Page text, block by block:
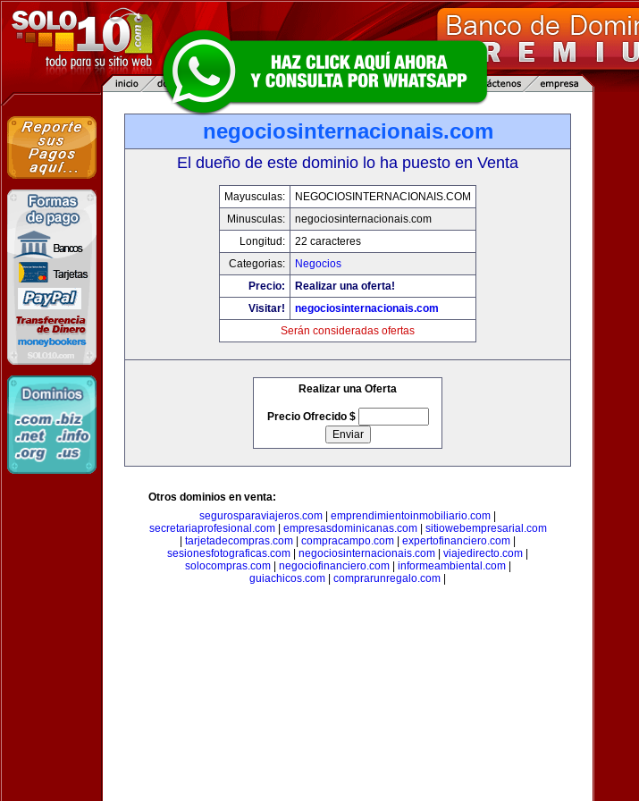
negociosinternacionais.com
El dueño de este dominio lo ha puesto en Venta
Mayusculas:
NEGOCIOSINTERNACIONAIS.COM
Minusculas:
negociosinternacionais.com
Longitud:
22 caracteres
Categorias:
Negocios
Precio:
Realizar una oferta!
Visitar!
negociosinternacionais.com
Serán consideradas ofertas
Realizar una Oferta
Precio Ofrecido $
Otros dominios en venta:
segurosparaviajeros.com
emprendimientoinmobiliario.com
secretariaprofesional.com| empresasdominicanas.com| sitiowebempresarial.com
tarjetadecompras.com compracampo.com expertofinanciero.com
sesionesfotograficas.com
negociosinternacionais.com viajedirecto.com
solocompras.com| negociofinanciero.com| informeambiental.com|
guiachicos.com
comprarunregalo.com